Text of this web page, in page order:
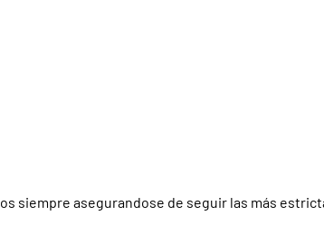
siempre asegurandose de seguir las más